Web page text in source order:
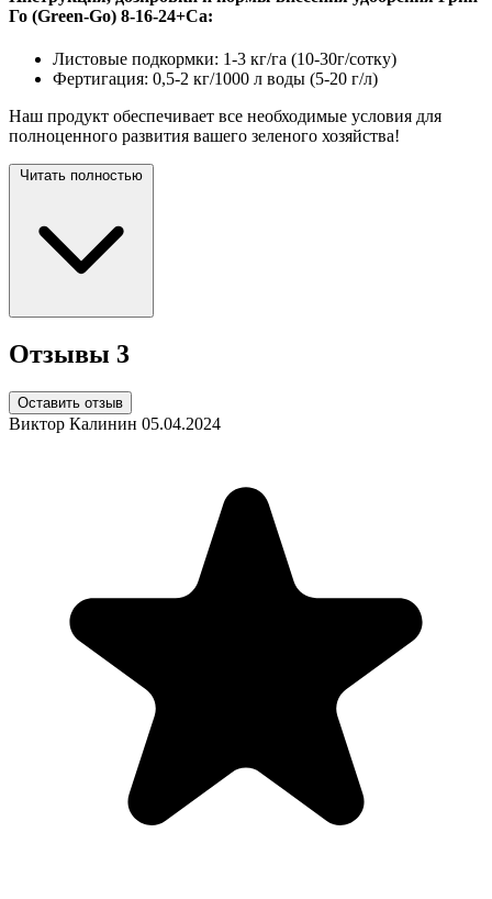
Го (Green-Go) 8-16-24+Ca:
Листовые подкормки: 1-3 кг/га (10-30г/сотку)
Фертигация: 0,5-2 кг/1000 л воды (5-20 г/л)
Наш продукт обеспечивает все необходимые условия для
полноценного развития вашего зеленого хозяйства!
Читать полностью
Отзывы 3
Оставить отзыв
Виктор Калинин 05.04.2024